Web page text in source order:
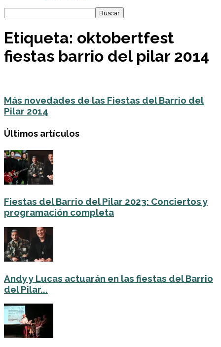
Etiqueta: oktobertfest
fiestas barrio del pilar 2014
Más novedades de las Fiestas del Barrio del
Pilar 2014
Últimos artículos
Fiestas del Barrio del Pilar 2023: Conciertos y
programación completa
Andy y Lucas actuarán en las fiestas del Barrio
del Pilar...